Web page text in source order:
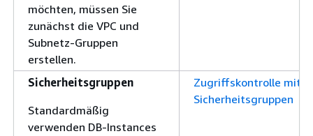
möchten, müssen Sie
zunächst die VPC und
Subnetz-Gruppen
erstellen.
Sicherheitsgruppen
Standardmäßig
verwenden DB-Instances
Zugriffskontrolle mit
Sicherheitsgruppen